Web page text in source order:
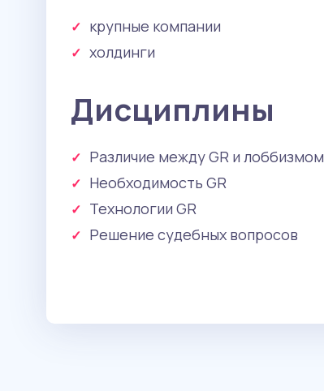
крупные компании
холдинги
Дисциплины
Различие между GR и лоббизмом
Необходимость GR
Технологии GR
Решение судебных вопросов